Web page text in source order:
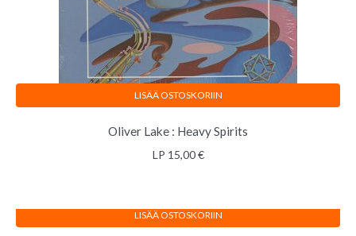
Oliver Lake : Heavy Spirits
LP 15,00€
LISÄÄ OSTOSKORIIN
LISÄÄ OSTOSKORIIN